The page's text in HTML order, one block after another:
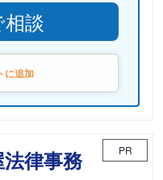
談
に追加
律事務
PR